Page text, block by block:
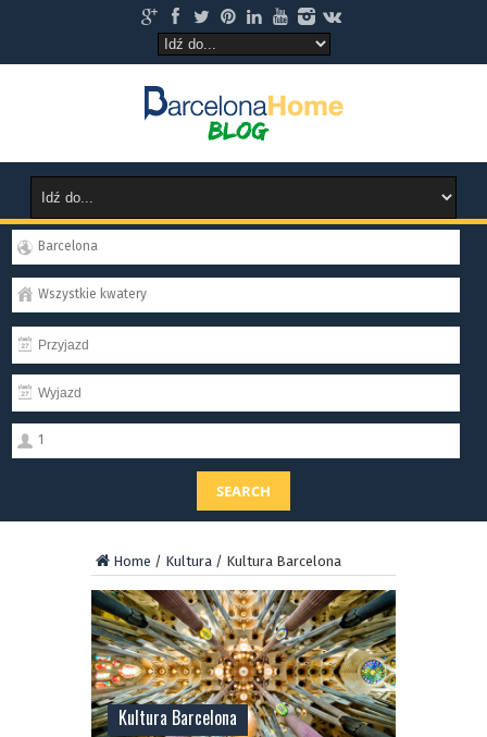
Barcelona
Wszystkie kwatery
1
SEARCH
Home / Kultura / Kultura Barcelona
Kultura Barcelona